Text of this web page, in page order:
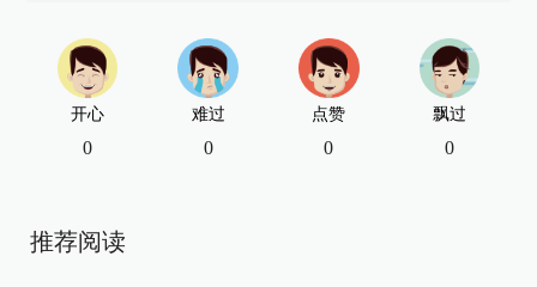
开心
0
难过
0
点赞
0
飘过
0
推荐阅读